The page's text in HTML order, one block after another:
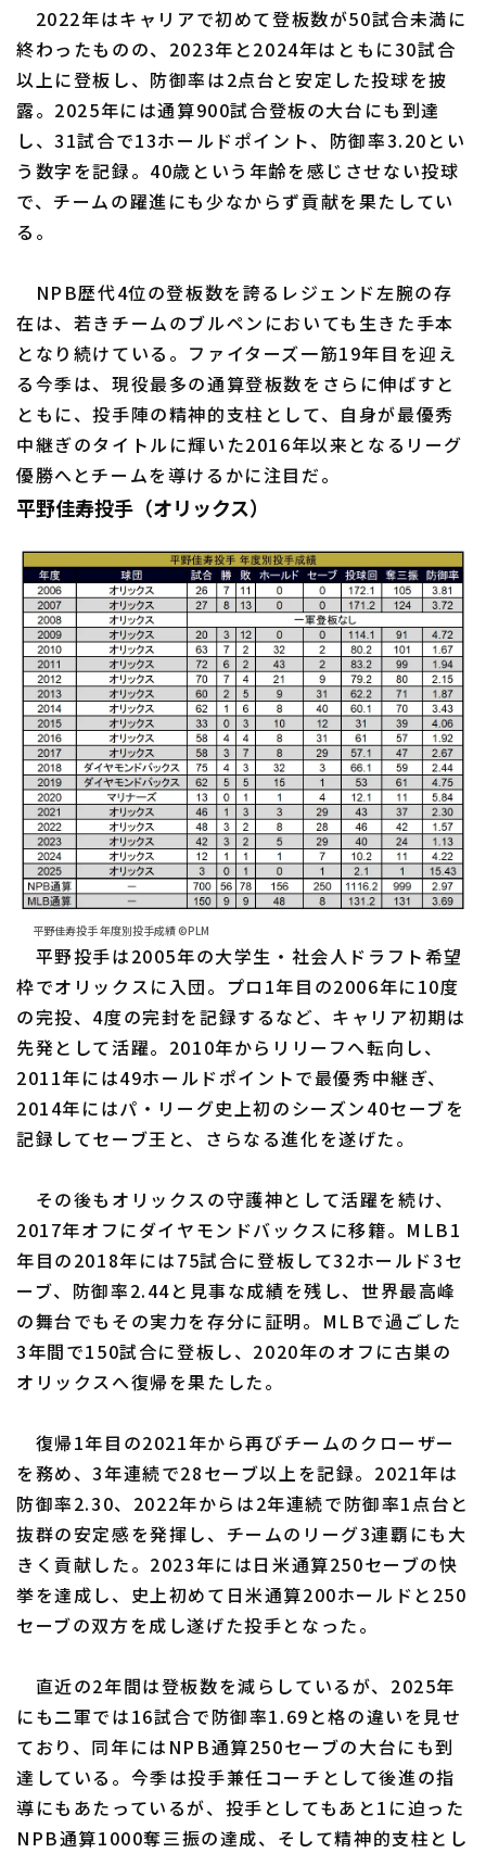
2022年はキャリアで初めて登板数が50試合未満に
終わったものの、2023年と2024年はともに30試合
以上に登板し、防御率は2点台と安定した投球を披
露。2025年には通算900試合登板の大台にも到達
し、31試合で13ホールドポイント、防御率3.20とい
う数字を記録。40歳という年齢を感じさせない投球
で、チームの躍進にも少なからず貢献を果たしてい
る。
NPB歴代4位の登板数を誇るレジェンド左腕の存
在は、若きチームのブルペンにおいても生きた手本
となり続けている。ファイターズ一筋19年目を迎え
る今季は、現役最多の通算登板数をさらに伸ばすと
ともに、投手陣の精神的支柱として、自身が最優秀
中継ぎのタイトルに輝いた2016年以来となるリーグ
優勝へとチームを導けるかに注目だ。
平野佳寿投手（オリックス）
平野佳寿投手 年度別投手成績 ©PLM
平野投手は2005年の大学生・社会人ドラフト希望
枠でオリックスに入団。プロ1年目の2006年に10度
の完投、4度の完封を記録するなど、キャリア初期は
先発として活躍。2010年からリリーフへ転向し、
2011年には49ホールドポイントで最優秀中継ぎ、
2014年にはパ・リーグ史上初のシーズン40セーブを
記録してセーブ王と、さらなる進化を遂げた。
その後もオリックスの守護神として活躍を続け、
2017年オフにダイヤモンドバックスに移籍。MLB1
年目の2018年には75試合に登板して32ホールド3セ
ーブ、防御率2.44と見事な成績を残し、世界最高峰
の舞台でもその実力を存分に証明。MLBで過ごした
3年間で150試合に登板し、2020年のオフに古巣の
オリックスへ復帰を果たした。
復帰1年目の2021年から再びチームのクローザー
を務め、3年連続で28セーブ以上を記録。2021年は
防御率2.30、2022年からは2年連続で防御率1点台と
抜群の安定感を発揮し、チームのリーグ3連覇にも大
きく貢献した。2023年には日米通算250セーブの快
挙を達成し、史上初めて日米通算200ホールドと250
セーブの双方を成し遂げた投手となった。
直近の2年間は登板数を減らしているが、2025年
にも二軍では16試合で防御率1.69と格の違いを見せ
ており、同年にはNPB通算250セーブの大台にも到
達している。今季は投手兼任コーチとして後進の指
導にもあたっているが、投手としてもあと1に迫った
NPB通算1000奪三振の達成、そして精神的支柱とし